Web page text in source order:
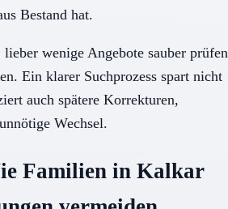
Bestand hat.
lieber wenige Angebote sauber prüfen
Ein klarer Suchprozess spart nicht
auch spätere Korrekturen,
Wechsel.
Familien in Kalkar